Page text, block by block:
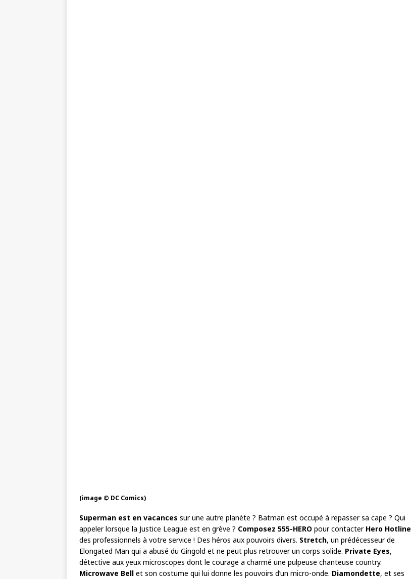
(image © DC Comics)
Superman est en vacances sur une autre planète ? Batman est occupé à repasser sa cape ? Qui
appeler lorsque la Justice League est en grève ? Composez 555-HERO pour contacter Hero Hotline
des professionnels à votre service ! Des héros aux pouvoirs divers. Stretch, un prédécesseur de
Elongated Man qui a abusé du Gingold et ne peut plus retrouver un corps solide. Private Eyes,
détective aux yeux microscopes dont le courage a charmé une pulpeuse chanteuse country.
Microwave Bell et son costume qui lui donne les pouvoirs d’un micro-onde. Diamondette, et ses